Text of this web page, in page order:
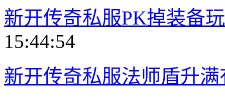
新开传奇私服PK掉装备
15:44:54
新开传奇私服法师盾升满